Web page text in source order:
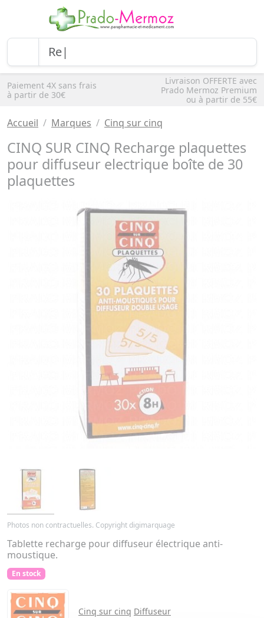
Paiement 4X sans frais
à partir de 30€
Livraison OFFERTE avec
Prado Mermoz Premium
ou à partir de 55€
Accueil Marques Cinq sur cinq
CINQ SUR CINQ Recharge plaquettes
pour diffuseur electrique boîte de 30
plaquettes
Photos non contractuelles. Copyright digimarquage
Tablette recharge pour diffuseur électrique anti-
moustique.
En stock
Cinq sur cinq Diffuseur